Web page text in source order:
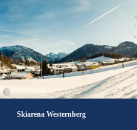
©
Skiarena Westernberg